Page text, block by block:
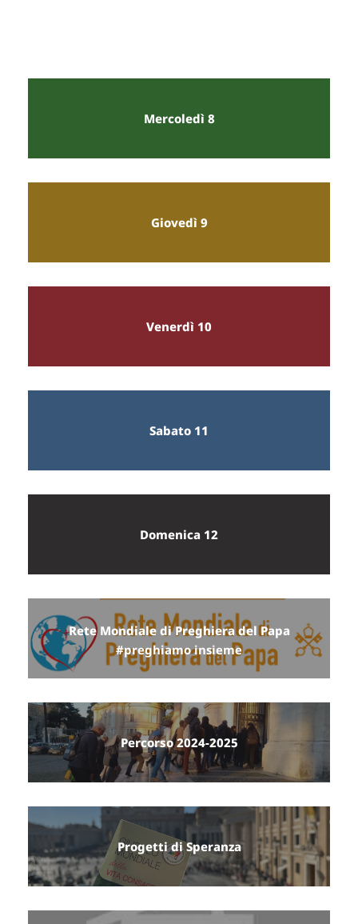
Mercoledì 8
Giovedì 9
Venerdì 10
Sabato 11
Domenica 12
Rete Mondiale di Preghiera del Papa
#preghiamo insieme
Percorso 2024-2025
Progetti di Speranza